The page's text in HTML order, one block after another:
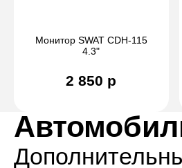
Монитор SWAT CDH-115
4.3"
2 850 р